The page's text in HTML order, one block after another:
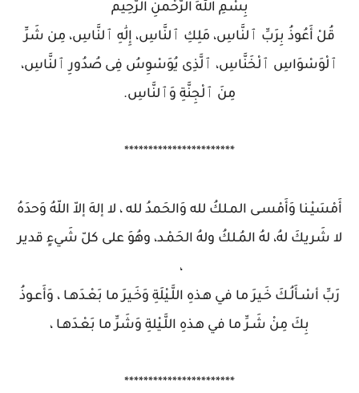
بِسْمِ اللهِ الرَّحْمنِ الرَّحِيم
قُلْ أَعُوذُ بِرَبِّ ٱلنَّاسِ، مَلِكِ ٱلنَّاسِ، إِلَٰهِ ٱلنَّاسِ، مِن شَرِّ
ٱلْوَسْوَاسِ ٱلْخَنَّاسِ، ٱلَّذِى يُوَسْوِسُ فِى صُدُورِ ٱلنَّاسِ،
مِنَ ٱلْجِنَّةِ وَٱلنَّاسِ.
***********************
أَمْسَيْـنا وَأَمْسـى المـلكُ لله وَالحَمدُ لله ، لا إلهَ إلاّ اللّهُ وَحدَهُ
لا شَريكَ لهُ، لهُ المُـلكُ ولهُ الحَمْـد، وهُوَ على كلّ شَيءٍ قدير
،
رَبِّ أسْـأَلُـكَ خَـيرَ ما في هـذهِ اللَّـيْلَةِ وَخَـيرَ ما بَعْـدَهـا ، وَأَعـوذُ
بِكَ مِنْ شَـرِّ ما في هـذهِ اللَّـيْلةِ وَشَرِّ ما بَعْـدَهـا ،
***********************